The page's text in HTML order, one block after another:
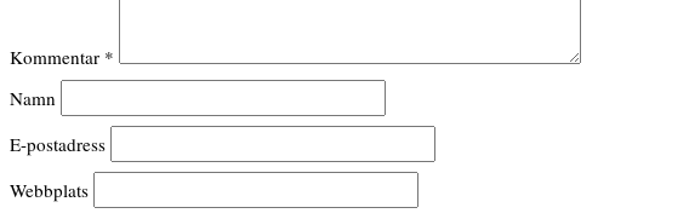
Kommentar *
Namn
E-postadress
Webbplats